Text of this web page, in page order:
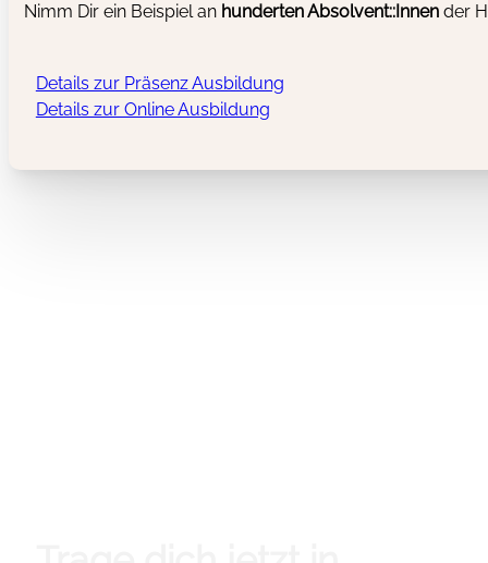
Nimm Dir ein Beispiel an hundertenAbsolvent::Innender
Details zur Präsenz Ausbildung
Details zur Online Ausbildung